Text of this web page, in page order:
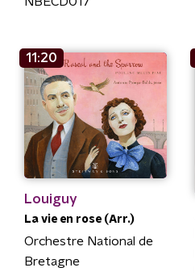
11:20
Louiguy
La vie en rose (Arr.)
Orchestre National de
Bretagne